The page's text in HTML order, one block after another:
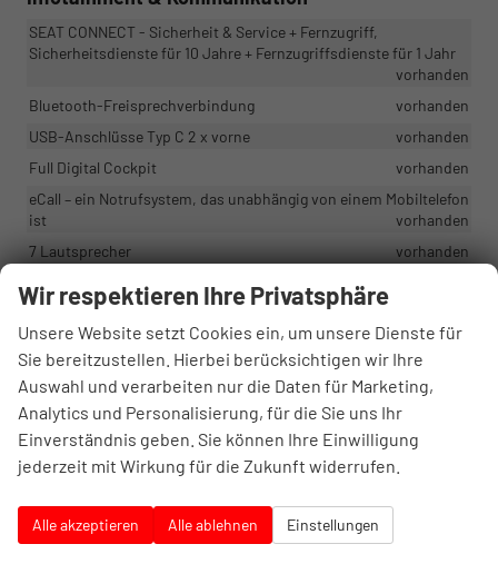
SEAT CONNECT - Sicherheit & Service + Fernzugriff,
Sicherheitsdienste für 10 Jahre + Fernzugriffsdienste für 1 Jahr
vorhanden
Bluetooth-Freisprechverbindung
vorhanden
USB-Anschlüsse Typ C 2 x vorne
vorhanden
Full Digital Cockpit
vorhanden
eCall – ein Notrufsystem, das unabhängig von einem Mobiltelefon
ist
vorhanden
7 Lautsprecher
vorhanden
Media System PLUS mit 10,4" Farb-Touchscreen, DAB+-
Empfang, Sprachsteuerung4
Sicherheit & Assistenz
Fahrer- und Beifahrerairbag (mit Deaktivierung des
Beifahrerairbags)
vorhanden
Frontassistent mit City Brake - Kollisionswarnung mit
Fahrzeugen, Radfahrern und Fußgängern mit Notbremsfunktion
Lane Assist – Spurhaltesystem
Wir respektieren Ihre Privatsphäre
Unsere Website setzt Cookies ein, um unsere Dienste für
Sie bereitzustellen. Hierbei berücksichtigen wir Ihre
Auswahl und verarbeiten nur die Daten für Marketing,
Analytics und Personalisierung, für die Sie uns Ihr
Einverständnis geben. Sie können Ihre Einwilligung
jederzeit mit Wirkung für die Zukunft widerrufen.
Alle akzeptieren Alle ablehnen Einstellungen